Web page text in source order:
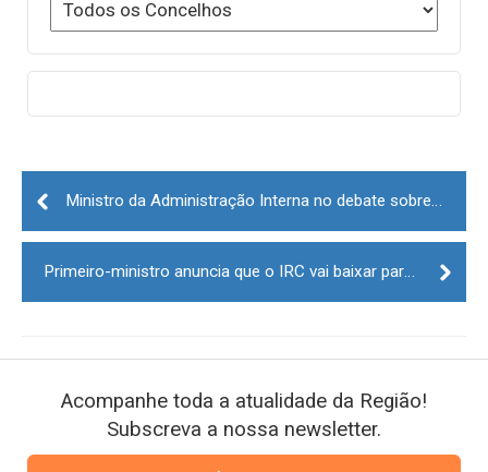
Post
navigation
Acompanhe toda a atualidade da Região!
Subscreva a nossa newsletter.